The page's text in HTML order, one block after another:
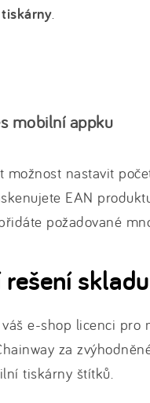
.
mobilní appku
nastavit
EAN
požadované
skladu
e-shop licenci pro
za
tiskárny štítků.